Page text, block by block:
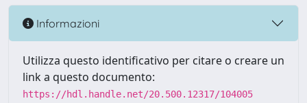
Informazioni
Utilizza questo identificativo per citare o creare un
link a questo documento:
https://hdl.handle.net/20.500.12317/104005